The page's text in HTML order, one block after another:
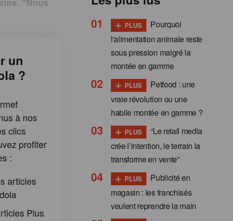
"Nous
un
?
à nos
clics
profiter
:
articles
Plus
+ PLUS
Pourquoi
l'alimentation animale reste
sous pression malgré la
montée en gamme
+ PLUS
Petfood : une
vraie révolution ou une
habile montée en gamme ?
+ PLUS
“Le retail media
crée l’intention, le terrain la
transforme en vente”
+ PLUS
Publicité en
magasin : les franchisés
veulent reprendre la main